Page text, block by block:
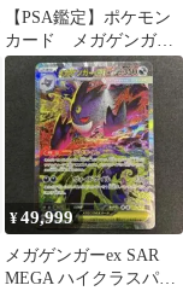
【PSA鑑定】ポケモン
カード メガゲンガー
ex SAR PSA9
¥49,999
メガゲンガーex SAR
MEGA ハイクラスパッ